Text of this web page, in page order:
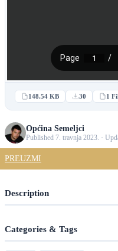
148.54 KB 30 1
Općina Semeljci
Published 7. travnja 2023. ·
PREUZMI
Description
Categories & Tags